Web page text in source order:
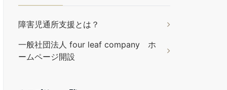
障害児通所支援とは？
一般社団法人 four leaf company ホ
ームページ開設